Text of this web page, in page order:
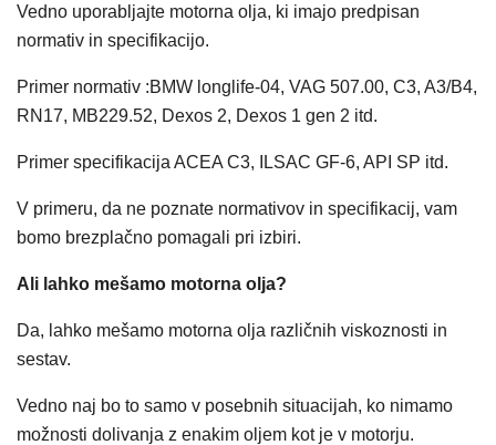
Vedno uporabljajte motorna olja, ki imajo predpisan
normativ in specifikacijo.
Primer normativ :BMW longlife-04, VAG 507.00, C3, A3/B4,
RN17, MB229.52, Dexos 2, Dexos 1 gen 2 itd.
Primer specifikacija ACEA C3, ILSAC GF-6, API SP itd.
V primeru, da ne poznate normativov in specifikacij, vam
bomo brezplačno pomagali pri izbiri.
Ali lahko mešamo motorna olja?
Da, lahko mešamo motorna olja različnih viskoznosti in
sestav.
Vedno naj bo to samo v posebnih situacijah, ko nimamo
možnosti dolivanja z enakim oljem kot je v motorju.